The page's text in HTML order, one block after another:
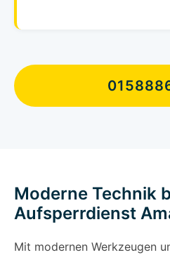
Moderne Technik
Aufsperrdienst
Mit modernen Werkzeugen